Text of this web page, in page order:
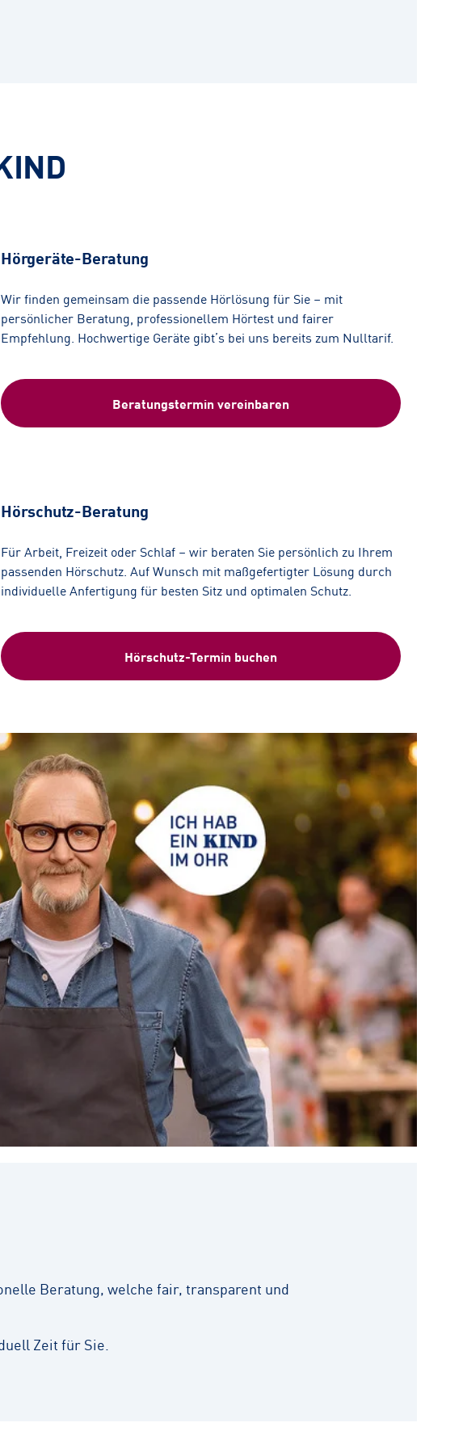
Hörgeräte-Beratung
Wir finden gemeinsam die passende Hörlösung für Sie – mit
persönlicher Beratung, professionellem Hörtest und fairer
Empfehlung. Hochwertige Geräte gibt’s bei uns bereits zum Nulltarif.
Beratungstermin vereinbaren
Hörschutz-Beratung
Für Arbeit, Freizeit oder Schlaf – wir beraten Sie persönlich zu Ihrem
passenden Hörschutz. Auf Wunsch mit maßgefertigter Lösung durch
individuelle Anfertigung für besten Sitz und optimalen Schutz.
Hörschutz-Termin buchen
Beratung, welche fair, transparent und
Zeit für Sie.